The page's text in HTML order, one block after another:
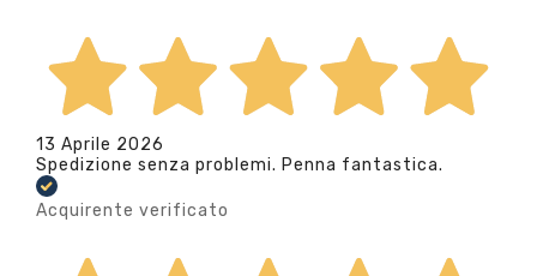
13 Aprile 2026
Spedizione senza problemi. Penna fantastica.
Acquirente verificato